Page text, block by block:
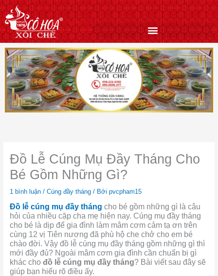
Nhảy
tới
nội
dung
Đồ Lễ Cúng Mụ Đầy Tháng Cho
Bé Gồm Những Gì?
1 bình luận / Cúng đầy tháng/ Bởi pvcpham15
Đồ lễ cúng mụ đầy tháng cho bé gồm những gì là câu
hỏi của nhiều cặp cha mẹ hiện nay. Cúng mụ đầy tháng
cho bé là dịp để gia đình làm mâm cơm cảm tạ ơn trên
cùng 12 vị Tiên nương đã phù hộ che chở cho em bé
chào đời. Vậy đồ lễ cúng mụ đầy tháng gồm những gì thì
mới đầy đủ? Ngoài mâm cơm gia đình cần chuẩn bị gì
khác cho đồ lễ cúng mụ đầy tháng? Bài viết sau đây sẽ
giúp bạn hiểu rõ điều ấy.